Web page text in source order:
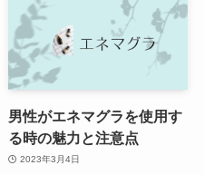
男性がエネマグラを使用す
る時の魅力と注意点
2023年3月4日